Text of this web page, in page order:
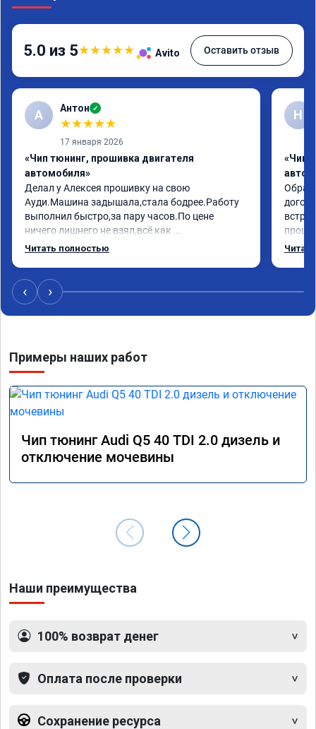
5.0 из 5★★★★★ Avito Оставить отзыв
А Антон ✓
★★★★★
17 января 2026
«Чип тюнинг, прошивка двигателя
автомобиля»
Делал у Алексея прошивку на свою
Ауди.Машина задышала,стала бодрее.Работу
выполнил быстро,за пару часов.По цене
ничего лишнего не взял,всё как
договаривались заранее.После работы
поломки авто.Однозначно рекомендую
Алексея как грамотного специалиста!
Читать полностью
Н
«Чип
Арман
‹ ›
Примеры наших работ
Чип тюнинг Audi Q5 40 TDI 2.0 дизель и
отключение мочевины
Наши преимущества
100% возврат денег
Оплата после проверки
Сохранение ресурса